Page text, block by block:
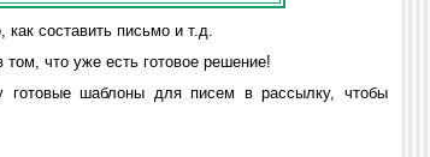
составить письмо и т.д.
что уже есть готовое решение!
шаблоны для писем в рассылку, чтобы